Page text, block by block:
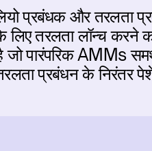
प्रबंधक और तरलता
तरलता लॉन्च करने
जो पारंपरिक AMMs
प्रबंधन के निरंतर